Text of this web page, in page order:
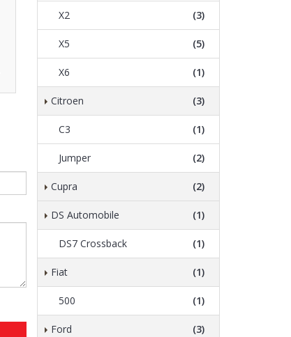
X2 (3)
X5 (5)
X6 (1)
Citroen (3)
C3 (1)
Jumper (2)
Cupra (2)
DS Automobile (1)
DS7 Crossback (1)
Fiat (1)
500 (1)
Ford (3)